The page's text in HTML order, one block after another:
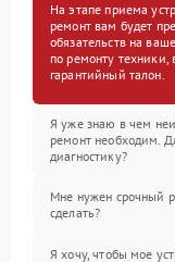
На этапе приема
ремонт вам будет
обязательств на
по ремонту техники,
гарантийный талон.
Я уже знаю в чем
ремонт необходим.
диагностику?
Мне нужен срочный
сделать?
Я хочу, чтобы мое